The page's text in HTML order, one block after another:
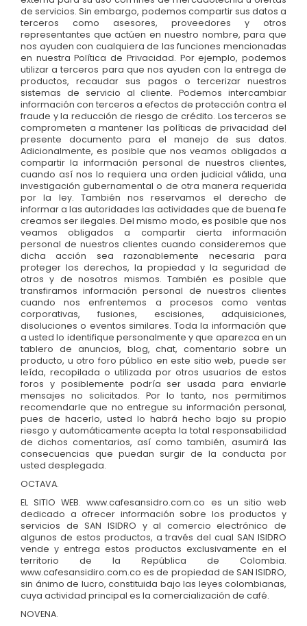
de servicios. Sin embargo, podemos compartir sus datos a
terceros como asesores, proveedores y otros
representantes que actúen en nuestro nombre, para que
nos ayuden con cualquiera de las funciones mencionadas
en nuestra Política de Privacidad. Por ejemplo, podemos
utilizar a terceros para que nos ayuden con la entrega de
productos, recaudar sus pagos o tercerizar nuestros
sistemas de servicio al cliente. Podemos intercambiar
información con terceros a efectos de protección contra el
fraude y la reducción de riesgo de crédito. Los terceros se
comprometen a mantener las políticas de privacidad del
presente documento para el manejo de sus datos.
Adicionalmente, es posible que nos veamos obligados a
compartir la información personal de nuestros clientes,
cuando así nos lo requiera una orden judicial válida, una
investigación gubernamental o de otra manera requerida
por la ley. También nos reservamos el derecho de
informar a las autoridades las actividades que de buena fe
creamos ser ilegales. Del mismo modo, es posible que nos
veamos obligados a compartir cierta información
personal de nuestros clientes cuando consideremos que
dicha acción sea razonablemente necesaria para
proteger los derechos, la propiedad y la seguridad de
otros y de nosotros mismos. También es posible que
transfiramos información personal de nuestros clientes
cuando nos enfrentemos a procesos como ventas
corporativas, fusiones, escisiones, adquisiciones,
disoluciones o eventos similares. Toda la información que
a usted lo identifique personalmente y que aparezca en un
tablero de anuncios, blog, chat, comentario sobre un
producto, u otro foro público en este sitio web, puede ser
leída, recopilada o utilizada por otros usuarios de estos
foros y posiblemente podría ser usada para enviarle
mensajes no solicitados. Por lo tanto, nos permitimos
recomendarle que no entregue su información personal,
pues de hacerlo, usted lo habrá hecho bajo su propio
riesgo y automáticamente acepta la total responsabilidad
de dichos comentarios, así como también, asumirá las
consecuencias que puedan surgir de la conducta por
usted desplegada.
OCTAVA.
EL SITIO WEB. www.cafesansidro.com.co es un sitio web
dedicado a ofrecer información sobre los productos y
servicios de SAN ISIDRO y al comercio electrónico de
algunos de estos productos, a través del cual SAN ISIDRO
vende y entrega estos productos exclusivamente en el
territorio de la República de Colombia.
www.cafesansidiro.com.co es de propiedad de SAN ISIDRO,
sin ánimo de lucro, constituida bajo las leyes colombianas,
cuya actividad principal es la comercialización de café.
NOVENA.